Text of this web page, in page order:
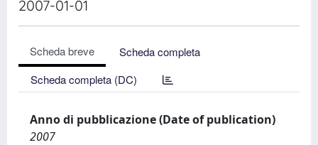
2007-01-01
Scheda breve
Scheda completa
Scheda completa (DC)
Anno di pubblicazione (Date of publication)
2007